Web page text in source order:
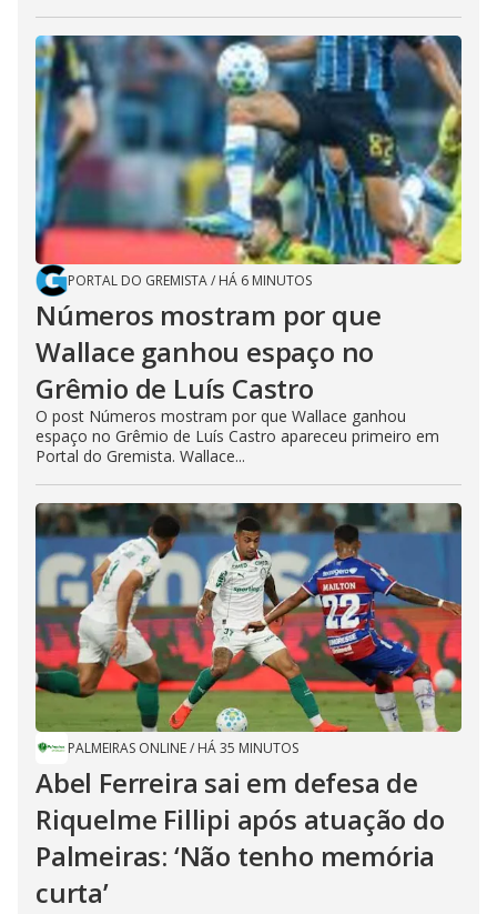
PORTAL DO GREMISTA/ HÁ 6 MINUTOS
Números mostram por que
Wallace ganhou espaço no
Grêmio de Luís Castro
O post Números mostram por que Wallace ganhou
espaço no Grêmio de Luís Castro apareceu primeiro em
Portal do Gremista. Wallace...
PALMEIRAS ONLINE/ HÁ 35 MINUTOS
Abel Ferreira sai em defesa de
Riquelme Fillipi após atuação do
Palmeiras: ‘Não tenho memória
curta’